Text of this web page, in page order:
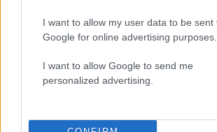
I want to allow my user data to be sent
Google for online advertising purposes.
I want to allow Google to send me
personalized advertising.
Κρήτη: Τουρίστας ρωτούσε
πόσο να πληρώσει για να
αμέριμνο σε αυλή